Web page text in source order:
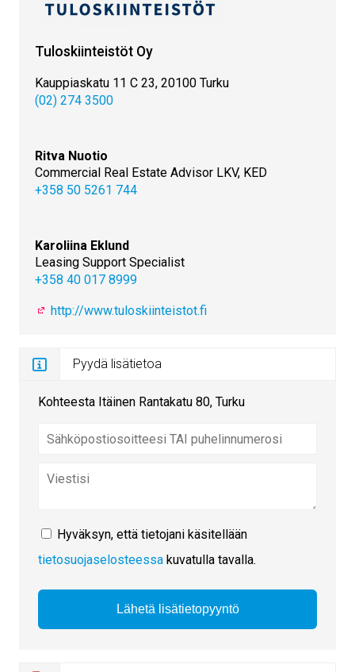
Tuloskiinteistöt Oy
Kauppiaskatu 11 C 23, 20100 Turku
(02) 274 3500
Ritva Nuotio
Commercial Real Estate Advisor LKV, KED
+358 50 5261 744
Karoliina Eklund
Leasing Support Specialist
+358 40 017 8999
http://www.tuloskiinteistot.fi
Pyydä lisätietoa
Kohteesta Itäinen Rantakatu 80, Turku
Hyväksyn, että tietojani käsitellään
tietosuojaselosteessa kuvatulla tavalla.